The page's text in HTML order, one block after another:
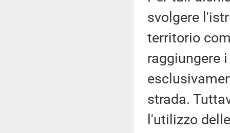
svolgere
territorio
raggiungere
strada.
l'utilizzo